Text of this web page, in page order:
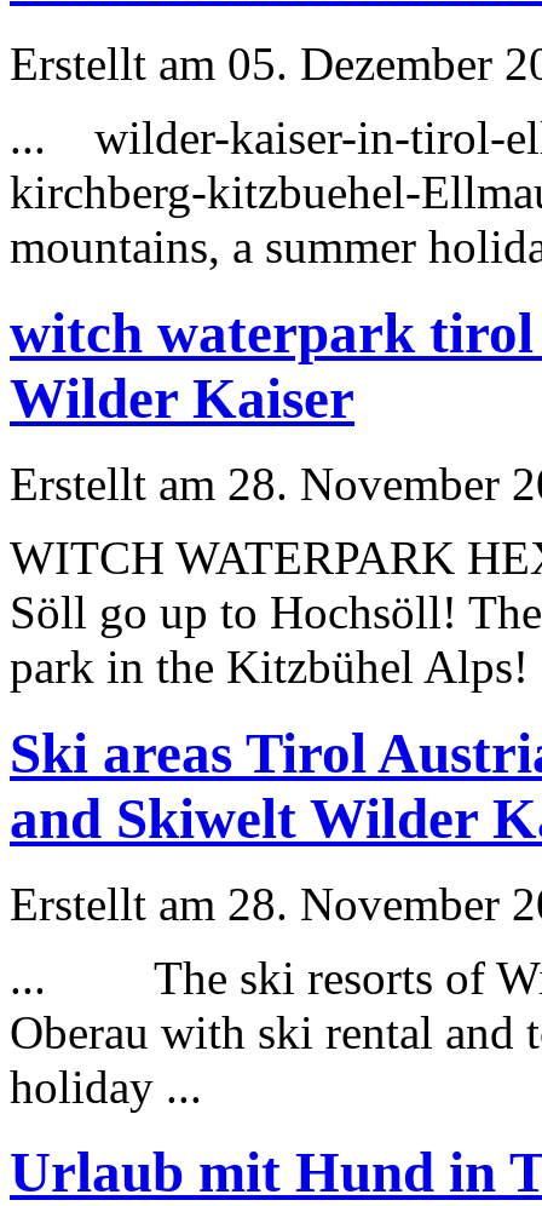
Erstellt am 05. Dezember
... wilder-kaiser-in-tirol-
kirchberg-kitzbuehel-
mountains, a summer
witch waterpark tirol
Wilder Kaiser
Erstellt am 28. November
WITCH WATERPARK
Söll go up to Hochsöll!
park in the Kitzbühel
Ski areas Tirol
and Skiwelt Wilder
Erstellt am 28. November
... The ski resorts of
Oberau with ski rental and
holiday ...
Urlaub mit Hund in